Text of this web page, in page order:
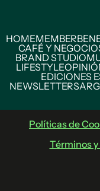
HOMEMEMBER
CAFÉ Y
BRAND STUDIO
LIFESTYLE
EDICIONES
NEWSLETTERS
Políticas de
Términos